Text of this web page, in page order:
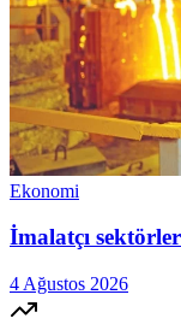
Ekonomi
İmalatçı
4 Ağustos 2026